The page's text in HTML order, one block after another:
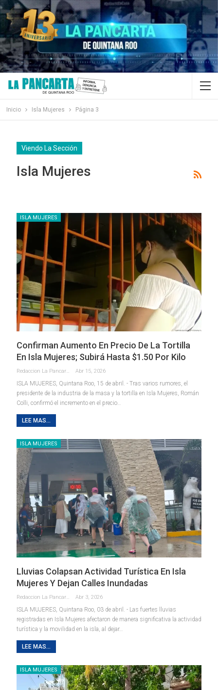
Inicio Isla Mujeres Página 3
Viendo La Sección
Isla Mujeres
ISLA MUJERES
Confirman Aumento En Precio De La Tortilla
En Isla Mujeres; Subirá Hasta $1.50 Por Kilo
Redaccion La Pancarta De Quintana Roo Abr 15, 2026
ISLA MUJERES, Quintana Roo, 15 de abril. - Tras varios rumores, el
presidente de la industria de la masa y la tortilla en Isla Mujeres, Román
Colli, confirmó el incremento en el precio…
LEE MAS...
ISLA MUJERES
Lluvias Colapsan Actividad Turística En Isla
Mujeres Y Dejan Calles Inundadas
Redaccion La Pancarta De Quintana Roo Abr 3, 2026
ISLA MUJERES, Quintana Roo, 03 de abril. - Las fuertes lluvias
registradas en Isla Mujeres afectaron de manera significativa la actividad
turística y la movilidad en la isla, al dejar…
LEE MAS...
ISLA MUJERES